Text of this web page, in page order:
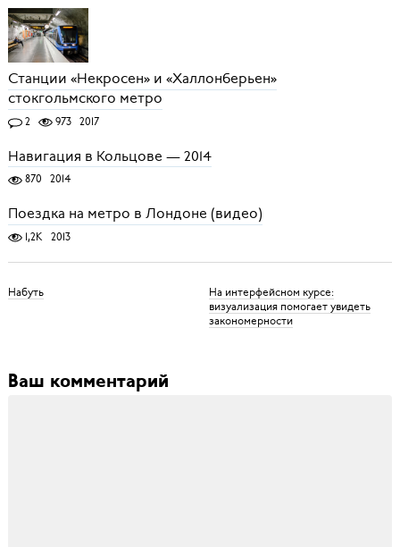
Станции «Некросен» и «Халлонберьен»
стокгольмского метро
2 973 2017
Навигация в Кольцове — 2014
870 2014
Поездка на метро в Лондоне (видео)
1,2K 2013
Набуть
На интерфейсном курсе:
визуализация помогает увидеть
закономерности
Ваш комментарий